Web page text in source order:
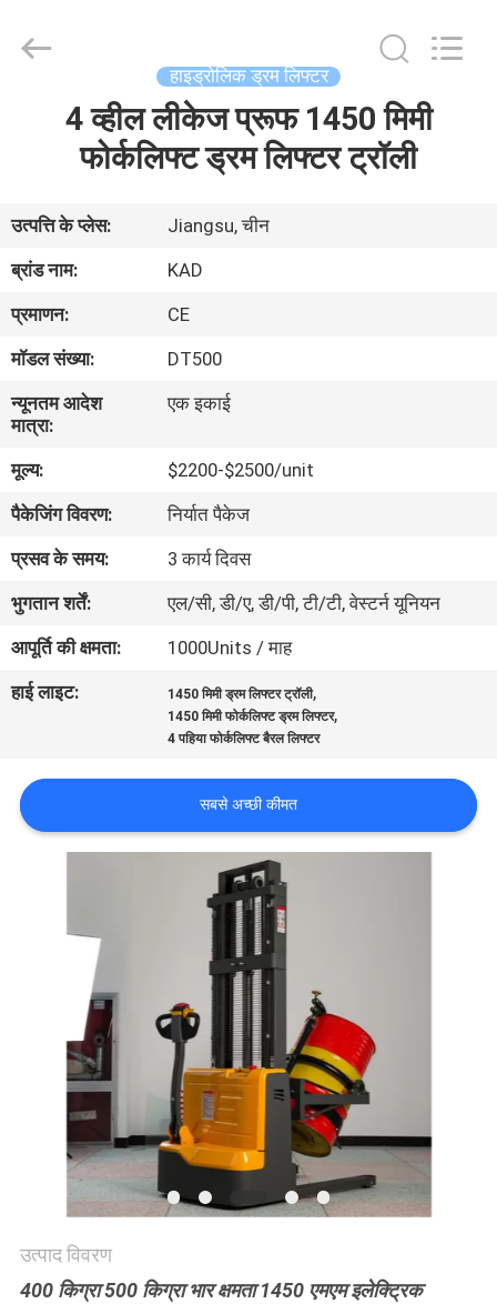
वीडियो
हमारे
बारे
में
कारखाना
भ्रमण
गुणवत्ता
नियंत्रण
संपर्क
समाचार
उद्धरण
साइटमैप
PRIVACY
POLICY
Machinery
Co.,Ltd.
हाइड्रोलिक ड्रम लिफ्टर
4 व्हील लीकेज प्रूफ 1450 मिमी
फोर्कलिफ्ट ड्रम लिफ्टर ट्रॉली
उत्पत्ति के प्लेस:
Jiangsu, चीन
ब्रांड नाम:
KAD
प्रमाणन:
CE
मॉडल संख्या:
DT500
न्यूनतम आदेश
मात्रा:
एक इकाई
मूल्य:
$2200-$2500/unit
पैकेजिंग विवरण:
निर्यात पैकेज
प्रसव के समय:
3 कार्य दिवस
भुगतान शर्तें:
एल/सी, डी/ए, डी/पी, टी/टी, वेस्टर्न यूनियन
आपूर्ति की क्षमता:
1000Units / माह
हाई लाइट:
1450 मिमी ड्रम लिफ्टर ट्रॉली,
1450 मिमी फोर्कलिफ्ट ड्रम लिफ्टर,
4 पहिया फोर्कलिफ्ट बैरल लिफ्टर
सबसे अच्छी कीमत
उत्पाद विवरण
400 किग्रा 500 किग्रा भार क्षमता 1450 एमएम इलेक्ट्रिक